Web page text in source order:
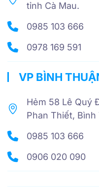
tỉnh Cà Mau.
0985 103 666
0978 169 591
VP BÌNH
Hẻm 58 Lê Quý
Phan Thiết, Bình
0985 103 666
0906 020 090